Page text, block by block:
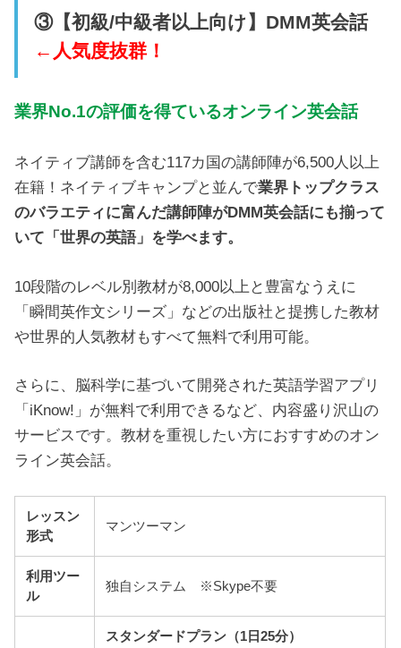
③【初級/中級者以上向け】DMM英会話
←人気度抜群！
業界No.1の評価を得ているオンライン英会話
ネイティブ講師を含む117カ国の講師陣が6,500人以上
在籍！ネイティブキャンプと並んで業界トップクラス
のバラエティに富んだ講師陣がDMM英会話にも揃って
いて「世界の英語」を学べます。
10段階のレベル別教材が8,000以上と豊富なうえに
「瞬間英作文シリーズ」などの出版社と提携した教材
や世界的人気教材もすべて無料で利用可能。
さらに、脳科学に基づいて開発された英語学習アプリ
「iKnow!」が無料で利用できるなど、内容盛り沢山の
サービスです。教材を重視したい方におすすめのオン
ライン英会話。
レッスン
形式
マンツーマン
利用ツー
ル
独自システム ※Skype不要
スタンダードプラン（1日25分）